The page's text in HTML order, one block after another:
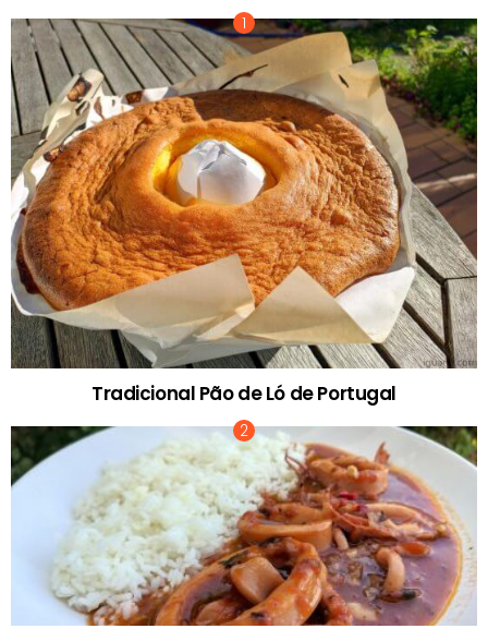
Tradicional Pão de Ló de Portugal